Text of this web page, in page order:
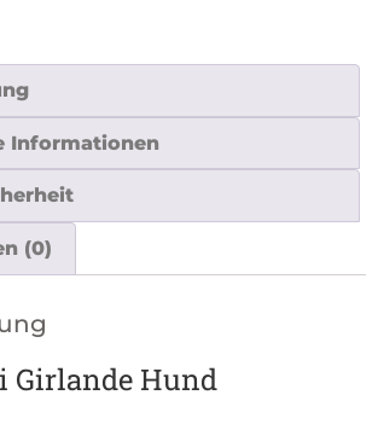
Informationen
(0)
Girlande Hund